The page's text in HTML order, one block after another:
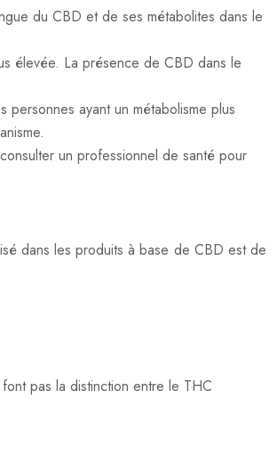
du CBD et de ses métabolites dans le
élevée. La présence de CBD dans le
ayant un métabolisme plus
un professionnel de santé pour
dans les produits à base de CBD est de
pas la distinction entre le THC